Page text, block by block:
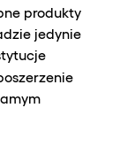
produkty
jedynie